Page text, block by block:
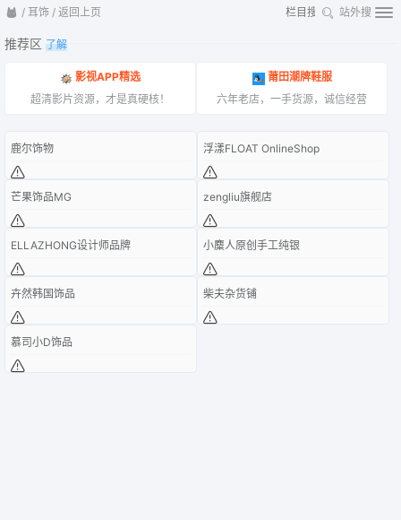
/ 耳饰 / 返回上页 站外搜
推荐区 了解
影视APP精选
超清影片资源，才是真硬核！
莆田潮牌鞋服
六年老店，一手货源，诚信经营
鹿尔饰物 浮漾FLOAT OnlineShop
芒果饰品MG zengliu旗舰店
ELLAZHONG设计师品牌 小麋人原创手工纯银
卉然韩国饰品 柴夫杂货铺
慕司小D饰品